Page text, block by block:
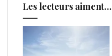
Les lecteurs aiment…